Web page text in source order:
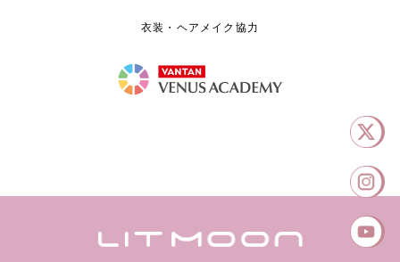
衣装・ヘアメイク協力